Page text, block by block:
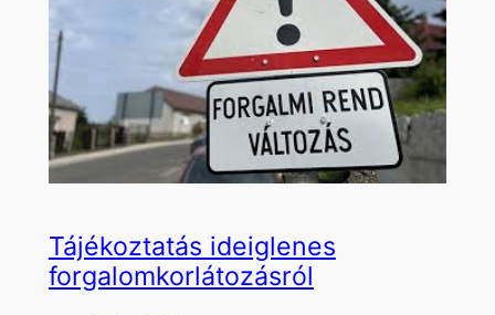
Tájékoztatás ideiglenes
forgalomkorlátozásról